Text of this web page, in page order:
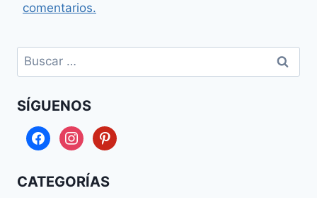
comentarios.
Buscar:
SÍGUENOS
facebookinstagrampinterest
CATEGORÍAS